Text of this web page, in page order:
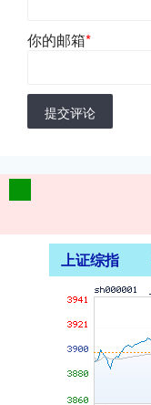
你的邮箱*
提交评论
上证综指